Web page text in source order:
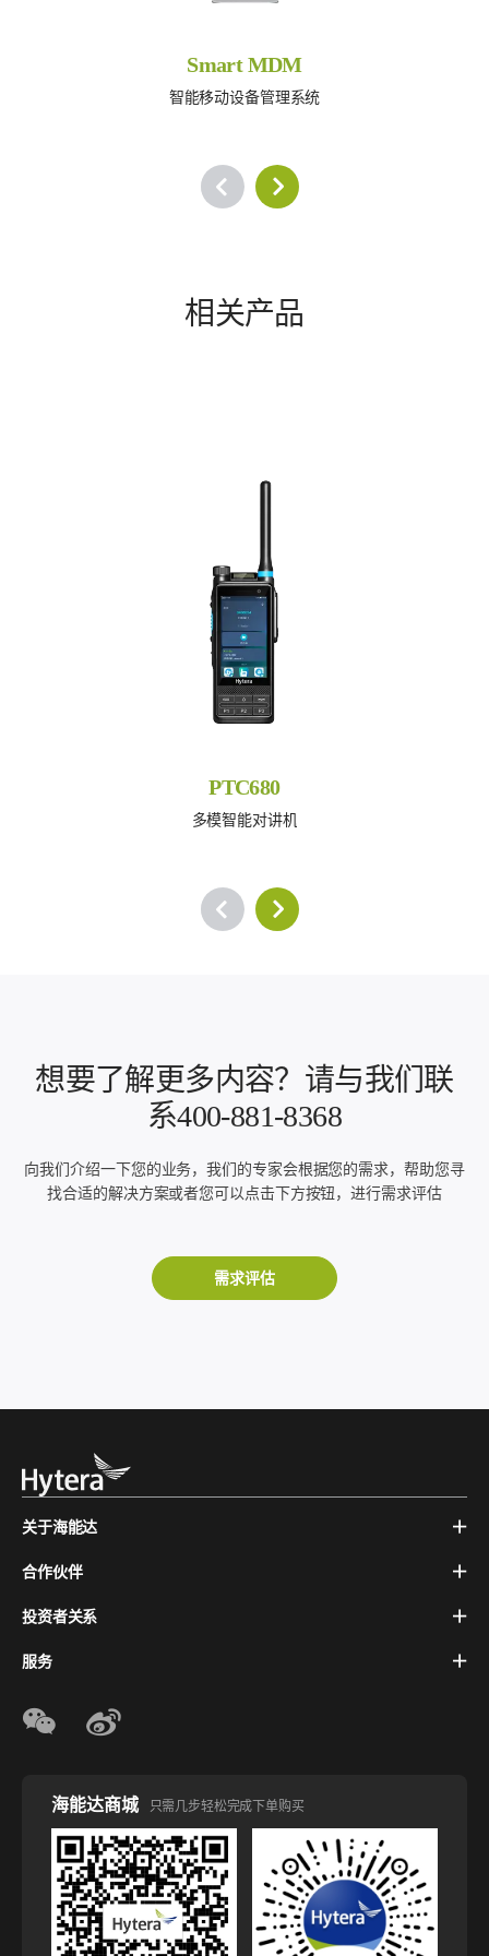
Smart MDM
智能移动设备管理系统
相关产品
PTC680
多模智能对讲机
想要了解更多内容？请与我们联
系400-881-8368
向我们介绍一下您的业务，我们的专家会根据您的需求，帮助您寻
找合适的解决方案或者您可以点击下方按钮，进行需求评估
需求评估
关于海能达
合作伙伴
投资者关系
服务
海能达商城 只需几步轻松完成下单购买